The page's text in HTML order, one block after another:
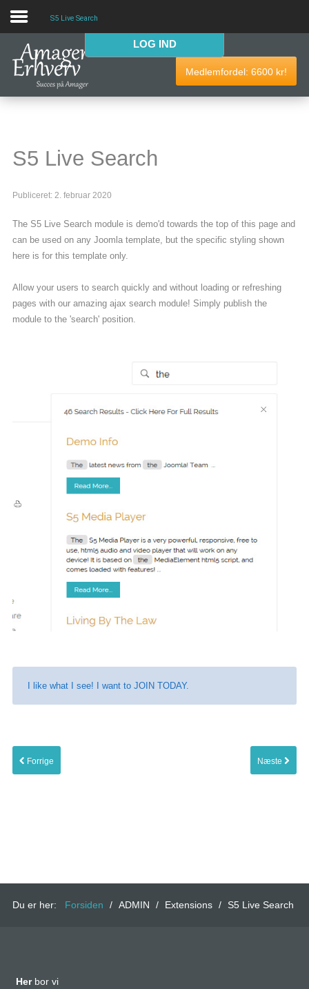
VELKOMMEN
AmagerErhverv skaber netværk, events og fordele til
Events
Medlemmer & tilbud
Nyttige links
Bliv medlem
S5 Live Search
LOG IND
Medlemfordel:6600 kr!
S5 Live Search
Publiceret: 2. februar 2020
The S5 Live Search module is demo'd towards the top of this page and
can be used on any Joomla template, but the specific styling shown
here is for this template only.
Allow your users to search quickly and without loading or refreshing
pages with our amazing ajax search module! Simply publish the
module to the 'search' position.
I like what I see! I want to JOIN TODAY.
Forrige Næste
Du er her: Forsiden / ADMIN / Extensions / S5 Live Search
Her bor vi